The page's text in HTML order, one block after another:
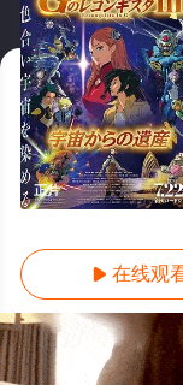
正片
 在线观